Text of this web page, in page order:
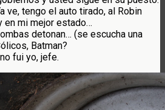
ve, tengo el auto tirado, al Robin
en mi mejor estado…
detonan… (se escucha una
Batman?
fui yo, jefe.